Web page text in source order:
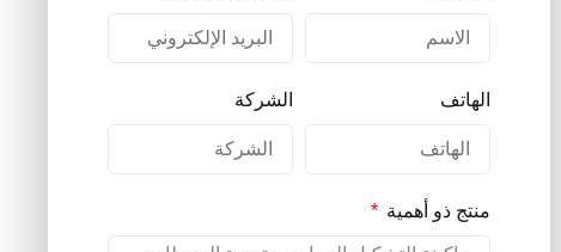
الهاتف الشركة
منتج ذو أهمية